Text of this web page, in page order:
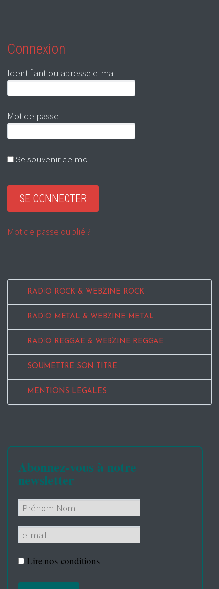
Connexion
Identifiant ou adresse e-mail
Mot de passe
Se souvenir de moi
Mot de passe oublié ?
RADIO ROCK & WEBZINE ROCK
RADIO METAL & WEBZINE METAL
RADIO REGGAE & WEBZINE REGGAE
SOUMETTRE SON TITRE
MENTIONS LEGALES
Abonnez-vous à notre
newsletter
Lire nos conditions